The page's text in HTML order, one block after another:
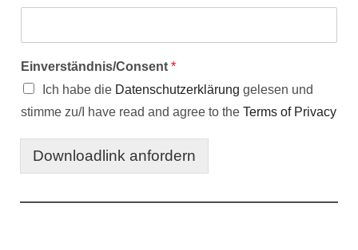
Einverständnis/Consent *
Ich habe die Datenschutzerklärung gelesen und
stimme zu/I have read and agree to the Terms of Privacy
Downloadlink anfordern